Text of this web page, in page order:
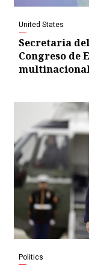
United States
Secretaria
Congreso de
Politics